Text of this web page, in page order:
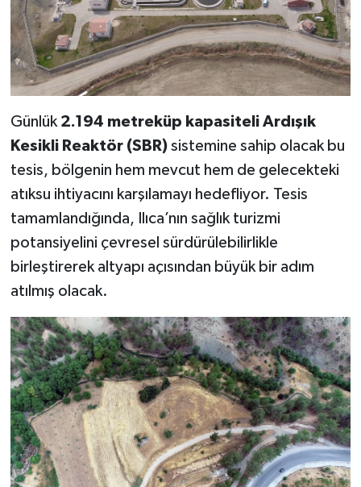
Günlük 2.194 metreküp kapasiteli Ardışık
Kesikli Reaktör (SBR)sistemine sahip olacak bu
tesis, bölgenin hem mevcut hem de gelecekteki
atıksu ihtiyacını karşılamayı hedefliyor. Tesis
tamamlandığında, Ilıca’nın sağlık turizmi
potansiyelini çevresel sürdürülebilirlikle
birleştirerek altyapı açısından büyük bir adım
atılmış olacak.
SEÇİM 2014
KİM KİMDİR
ÇEK GÖNDER
KİTAP
HEDEF2020
OTOMOBİL
MİZAH
TARİH
Genel
Politika
YEREL
BÖLGEDEN